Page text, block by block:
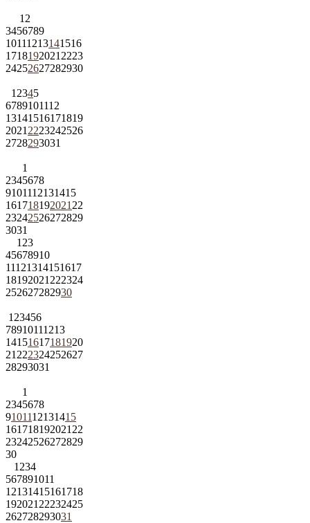
1 2
3456789
10111213141516
1718192021 2223
24252627282930
1 2345
6789101112
13141516171819
2021 2223242526
2728293031
1
2345678
9101112131415
161718192021 22
23242526272829
3031
1 23
45678910
11121314151617
18192021 222324
252627282930
1 23456
78910111213
14151617181920
21 222324252627
28293031
1
2345678
9101112131415
161718192021 22
23242526272829
30
1 234
567891011
12131415161718
192021 22232425
262728293031